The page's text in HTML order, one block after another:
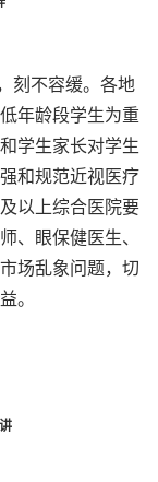
刻不容缓。各地
年龄段学生为重
学生家长对学生
和规范近视医疗
以上综合医院要
、眼保健医生、
场乱象问题，切
。